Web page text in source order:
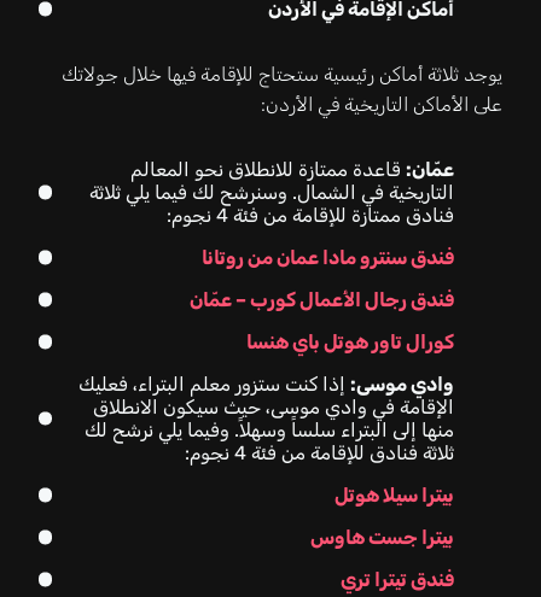
أماكن الإقامة في الأردن
يوجد ثلاثة أماكن رئيسية ستحتاج للإقامة فيها خلال جولاتك
على الأماكن التاريخية في الأردن:
عمّان: قاعدة ممتازة للانطلاق نحو المعالم
التاريخية في الشمال. وسنرشح لك فيما يلي ثلاثة
فنادق ممتازة للإقامة من فئة 4 نجوم:
فندق سنترو مادا عمان من روتانا
فندق رجال الأعمال كورب – عمّان
كورال تاور هوتل باي هنسا
وادي موسى: إذا كنت ستزور معلم البتراء، فعليك
الإقامة في وادي موسى، حيث سيكون الانطلاق
منها إلى البتراء سلساً وسهلاً. وفيما يلي نرشح لك
ثلاثة فنادق للإقامة من فئة 4 نجوم:
بيترا سيلا هوتل
بيترا جست هاوس
فندق تيترا تري